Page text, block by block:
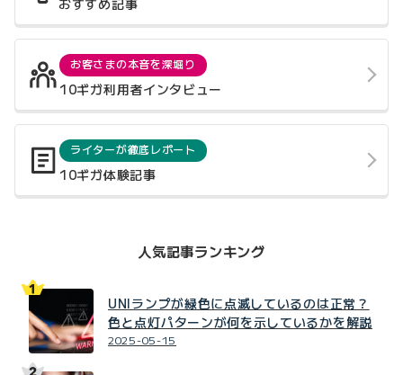
お客さまの本音を深堀り
10ギガ利用者インタビュー
ライターが徹底レポート
10ギガ体験記事
人気記事ランキング
UNIランプが緑色に点滅しているのは正常？
色と点灯パターンが何を示しているかを解説
2025-05-15